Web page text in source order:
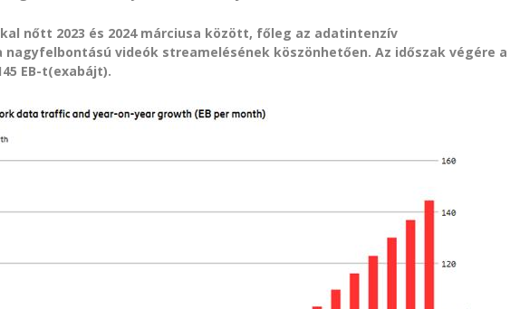
nőtt 2023 és 2024 márciusa között, főleg az adatintenzív
videók streamelésének köszönhetően. Az időszak végére a
EB-t(exabájt).